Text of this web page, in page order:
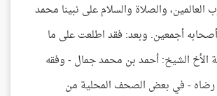
العالمين، والصلاة والسلام على نبينا محمد
أجمعين. وبعد: فقد اطلعت على ما
الأخ الشيخ: أحمد بن محمد جمال - وفقه
رضاه - في بعض الصحف المحلية من